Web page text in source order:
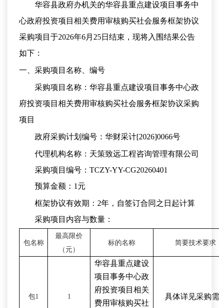
华容县政府办机关的华容县重点建设项目事务中
心政府投资项目相关费用审核购买社会服务框架协议
采购项目于2026年6月 25日结束，现将入围结果公告
如下：
一、采购项目名称、编号
采购项目名称：华容县重点建设项目事务中心政
府投资项目相关费用审核购买社会服务框架协议采购
项目
政府采购计划编号：华财采计[2026]0066号
代理机构名称：天策致远工程咨询管理有限公司
采购项目编号： TCZY-YY-CG20260401
预算金额： 1元
框架协议有效期： 2年，自签订合同之日起计算
采购项目内容与数量：
包名称
最高限价
（ 元）
标的名称 简要技术要求
包1 1
华容县重点建设
项目事务中心政
府投资项目相关
费用审核购买社
具体详见采购